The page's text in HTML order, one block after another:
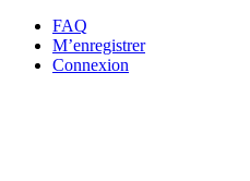
FAQ
M’enregistrer
Connexion